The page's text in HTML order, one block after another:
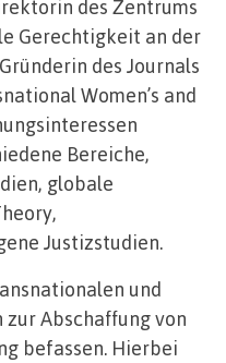
des Zentrums
Gerechtigkeit an der
des Journals
Women’s and
Bereiche,
globale
Justizstudien.
und
Abschaffung von
befassen. Hierbei